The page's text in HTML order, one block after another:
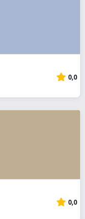
0,0
0,0